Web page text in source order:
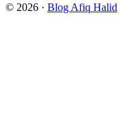
© 2026 · Blog Afiq Halid